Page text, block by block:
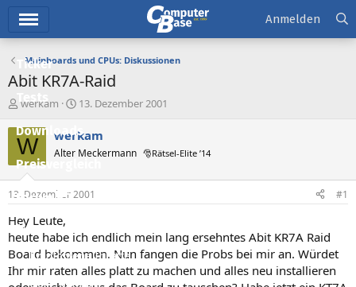
Ticker
Tests
Downloads
Preisvergleich
Forum
Aktuelles
Empfohlene Inhalte
Neue Beiträge
Anmelden
Mainboards und CPUs: Diskussionen
Abit KR7A-Raid
E
s
t
e
e
r
werkam
E
s
e
l
t
m
13. Dezember 2001
W werkam
Alter Meckermann 🎅Rätsel-Elite ’14
13. Dezember 2001 #1
Hey Leute,
heute habe ich endlich mein lang ersehntes Abit KR7A Raid
Board bekommen. Nun fangen die Probs bei mir an. Würdet
Ihr mir raten alles platt zu machen und alles neu installieren